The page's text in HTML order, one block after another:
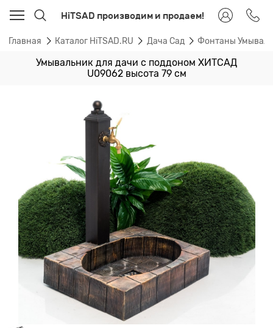
HiTSAD производим и продаем!
Главная Каталог HiTSAD.RU Дача Сад Фонтаны
Умывальник для дачи с поддоном ХИТСАД
U09062 высота 79 см